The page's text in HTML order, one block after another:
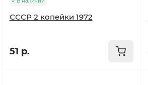
СССР 2 копейки 1972
51 р.